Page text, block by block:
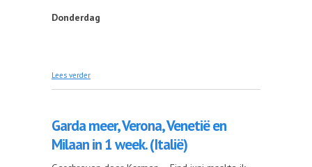
Donderdag
Lees verder
Garda meer, Verona, Venetië en
Milaan in 1 week. (Italië)